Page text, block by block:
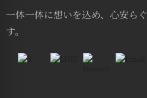
一体一体に想いを込め、心安ら
す。